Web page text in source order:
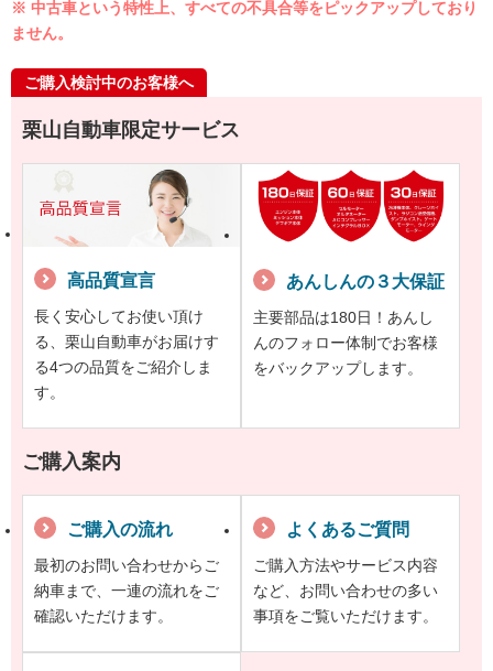
※ 中古車という特性上、すべての不具合等をピックアップしており
ません。
ご購入検討中のお客様へ
栗山自動車限定サービス
高品質宣言
長く安心してお使い頂け
る、栗山自動車がお届けす
る4つの品質をご紹介しま
す。
あんしんの３大保証
主要部品は180日！あんし
んのフォロー体制でお客様
をバックアップします。
ご購入案内
ご購入の流れ
最初のお問い合わせからご
納車まで、一連の流れをご
確認いただけます。
よくあるご質問
ご購入方法やサービス内容
など、お問い合わせの多い
事項をご覧いただけます。